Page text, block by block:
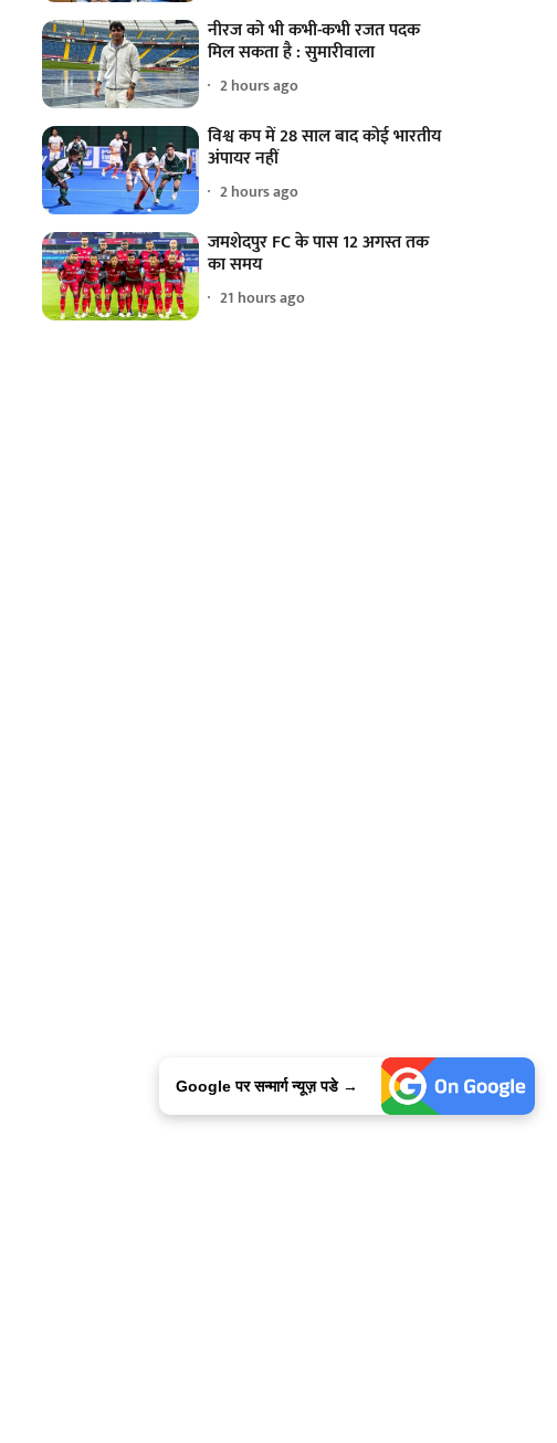
नीरज को भी कभी-कभी रजत पदक
मिल सकता है : सुमारीवाला
2 hours ago
विश्व कप में 28 साल बाद कोई भारतीय
अंपायर नहीं
2 hours ago
जमशेदपुर FC के पास 12 अगस्त तक
का समय
21 hours ago
Google पर सन्मार्ग न्यूज़ पडे →